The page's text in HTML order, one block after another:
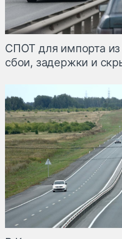
СПОТ для импорта
сбои, задержки и